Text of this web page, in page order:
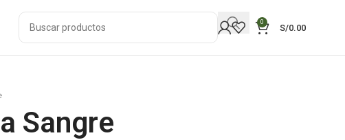
0
S/0.00
Sangre